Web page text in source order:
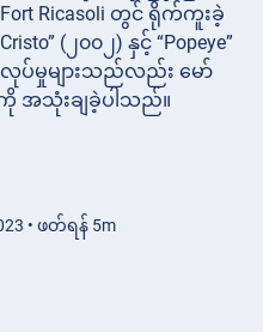
Fort Ricasoli တွင် ရိုက်ကူးခဲ့
(၂၀၀၂) နှင့် “Popeye”
ပ်မှုများသည်လည်း မော်
အသုံးချခဲ့ပါသည်။
• ဖတ်ရန် 5m